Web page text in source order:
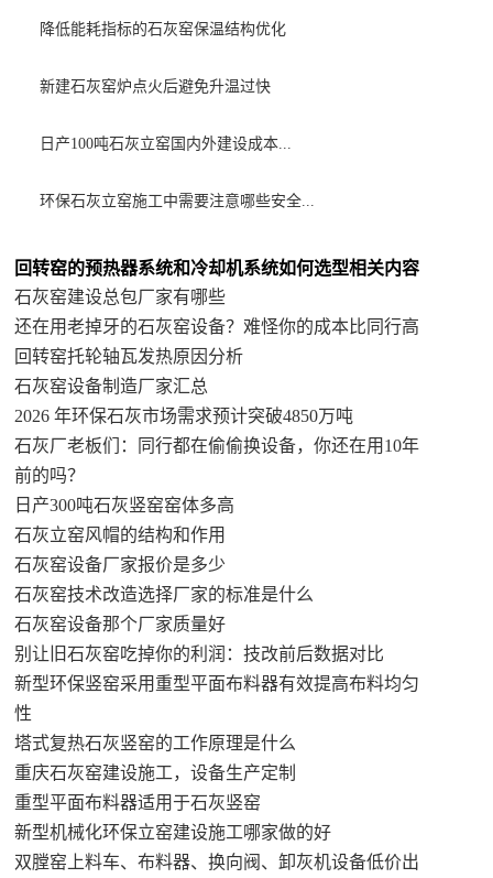
降低能耗指标的石灰窑保温结构优化
新建石灰窑炉点火后避免升温过快
日产100吨石灰立窑国内外建设成本...
环保石灰立窑施工中需要注意哪些安全...
回转窑的预热器系统和冷却机系统如何选型相关内容
石灰窑建设总包厂家有哪些
还在用老掉牙的石灰窑设备？难怪你的成本比同行高
回转窑托轮轴瓦发热原因分析
石灰窑设备制造厂家汇总
2026 年环保石灰市场需求预计突破4850万吨
石灰厂老板们：同行都在偷偷换设备，你还在用10年
前的吗？
日产300吨石灰竖窑窑体多高
石灰立窑风帽的结构和作用
石灰窑设备厂家报价是多少
石灰窑技术改造选择厂家的标准是什么
石灰窑设备那个厂家质量好
别让旧石灰窑吃掉你的利润：技改前后数据对比
新型环保竖窑采用重型平面布料器有效提高布料均匀
性
塔式复热石灰竖窑的工作原理是什么
重庆石灰窑建设施工，设备生产定制
重型平面布料器适用于石灰竖窑
新型机械化环保立窑建设施工哪家做的好
双膛窑上料车、布料器、换向阀、卸灰机设备低价出